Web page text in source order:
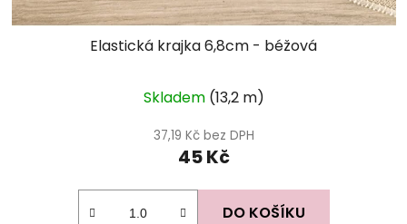
Elastická krajka 6,8cm - béžová
hodnocení
produktu
je
Skladem (13,2 m)
37,19 Kč bez DPH
45 Kč
DO KOŠÍKU